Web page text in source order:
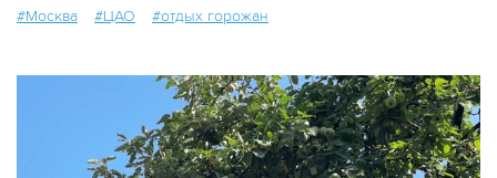
#Москва #ЦАО #отдых горожан